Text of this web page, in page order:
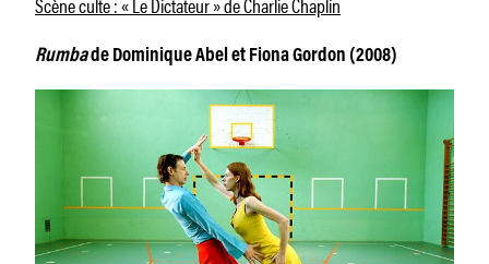
Rumbade Dominique Abel et Fiona Gordon (2008)